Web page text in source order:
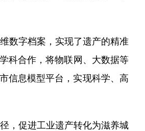
数字档案，实现了遗产的精准
科合作，将物联网、大数据等
信息模型平台，实现科学、高
，促进工业遗产转化为滋养城